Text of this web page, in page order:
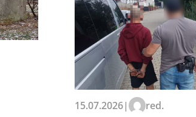
pisania
15.07.2026| red.